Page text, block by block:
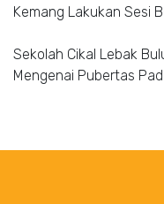
Kemang Lakukan Sesi
Sekolah Cikal Lebak
Mengenai Pubertas